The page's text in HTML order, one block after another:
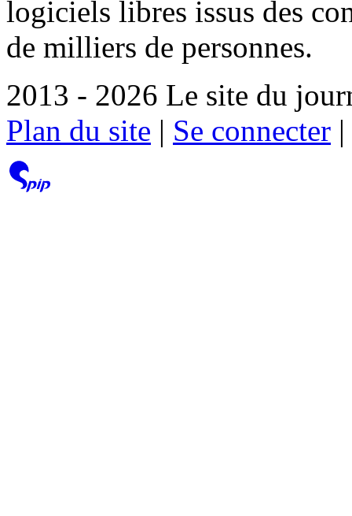
logiciels libres issus des
de milliers de personnes.
2013 - 2026 Le site du
Plan du site | Se connecter |